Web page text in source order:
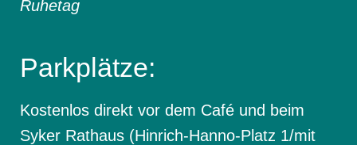
Ruhetag
Parkplätze:
Kostenlos direkt vor dem Café und beim
Syker Rathaus (Hinrich-Hanno-Platz 1/mit